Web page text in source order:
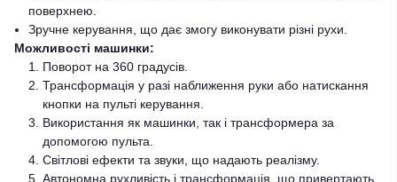
поверхнею.
Зручне керування, що дає змогу виконувати різні рухи.
Можливості машинки:
Поворот на 360 градусів.
Трансформація у разі наближення руки або натискання
кнопки на пульті керування.
Використання як машинки, так і трансформера за
допомогою пульта.
Світлові ефекти та звуки, що надають реалізму.
Автономна рухливість і трансформація, що привертають